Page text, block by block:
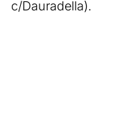
c/Dauradella).